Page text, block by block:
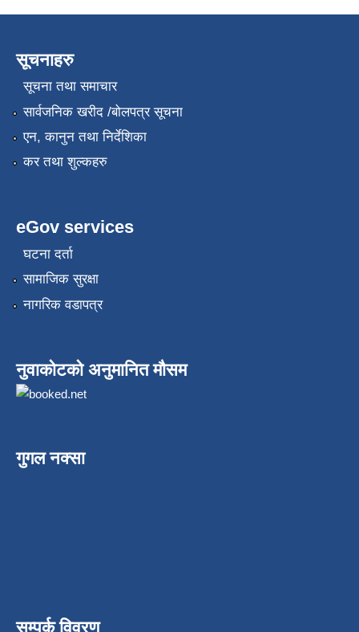
सूचनाहरु
सूचना तथा समाचार
सार्वजनिक खरीद /बोलपत्र सूचना
एन, कानुन तथा निर्देशिका
कर तथा शुल्कहरु
eGov services
घटना दर्ता
सामाजिक सुरक्षा
नागरिक वडापत्र
नुवाकोटको अनुमानित मौसम
गुगल नक्सा
सम्पर्क विवरण